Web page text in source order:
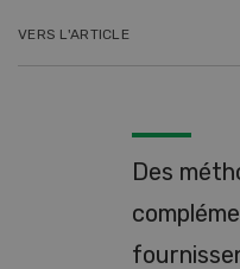
VERS L'ARTICLE
Des